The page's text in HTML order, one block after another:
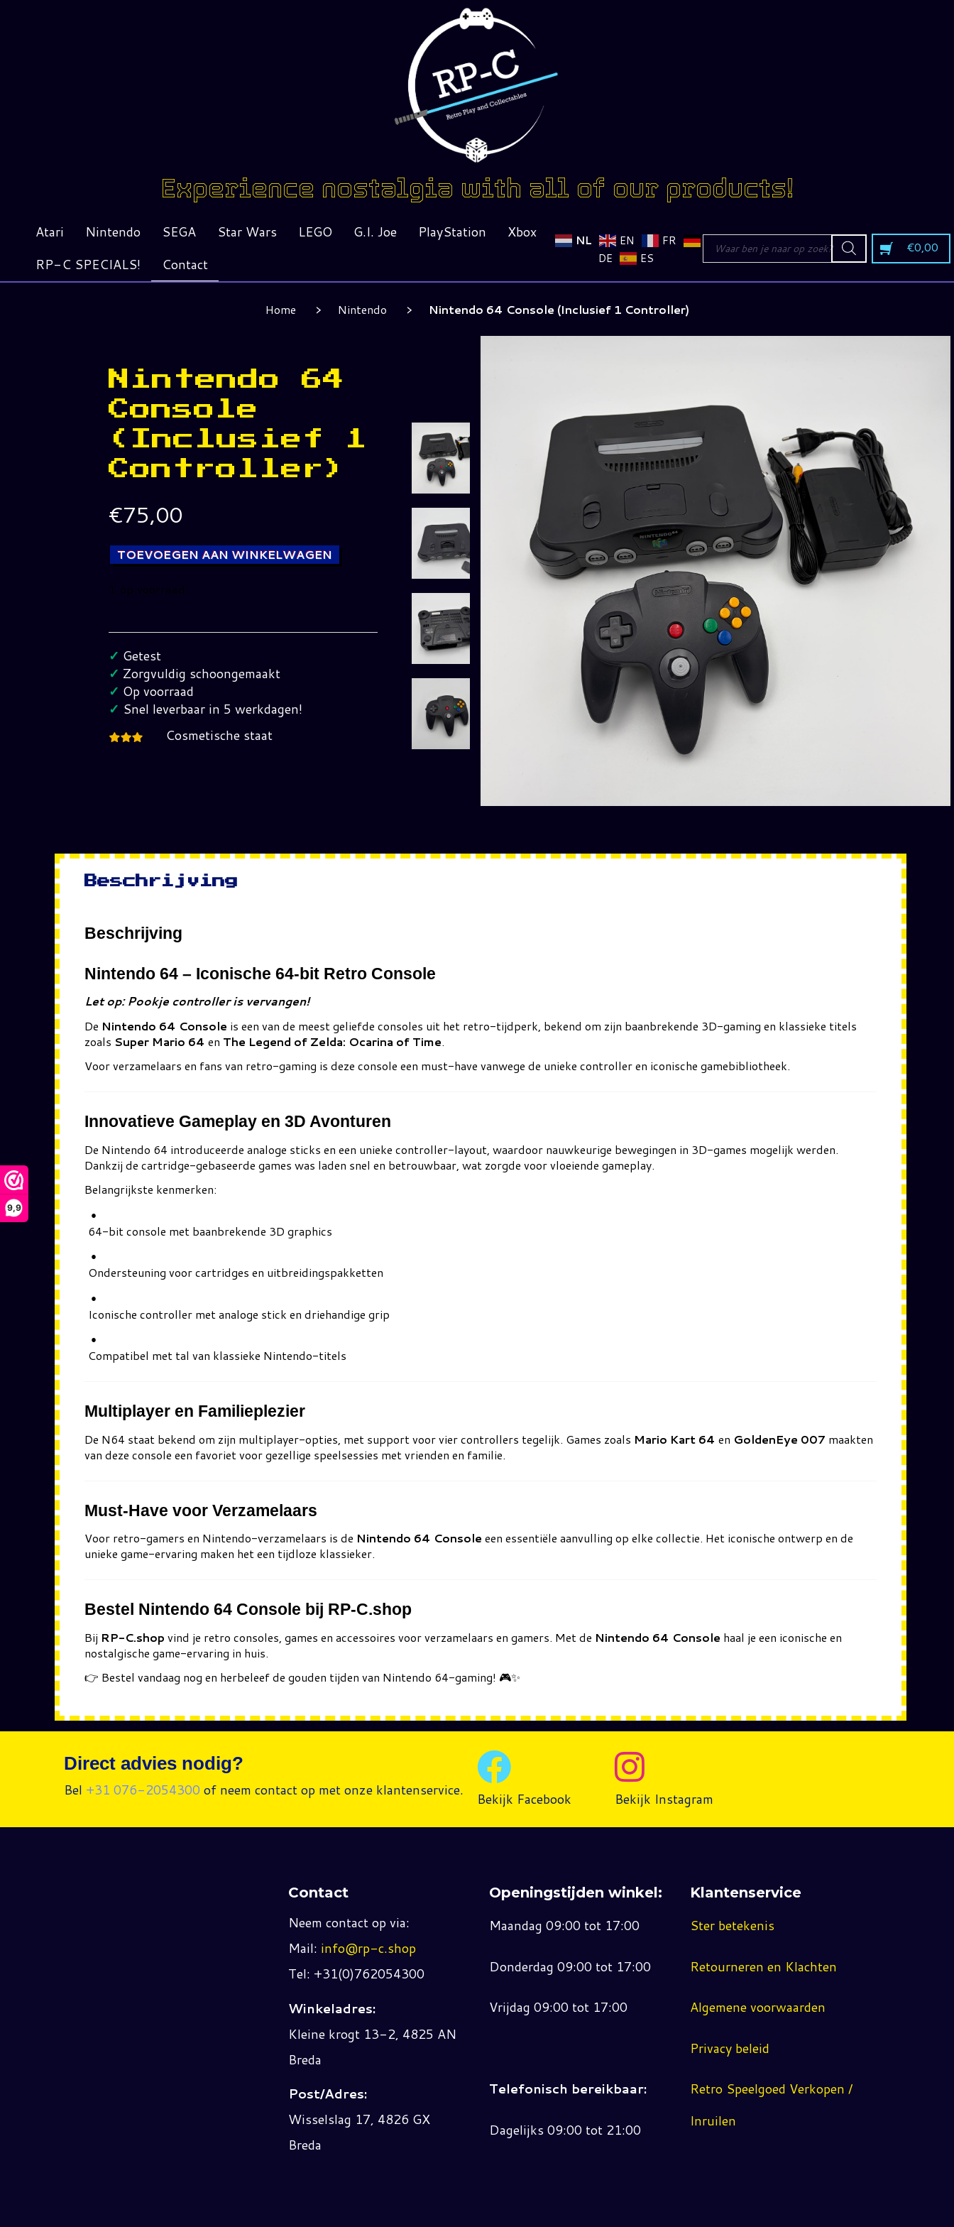
9,9
Experience nostalgia with all of our products!
Atari Nintendo SEGA Star Wars LEGO G.I. Joe PlayStation
Xbox
RP-C SPECIALS!
Contact
NL EN
FR
DE
ES
Producten
zoeken €0,00
Home Nintendo Nintendo 64 Console (Inclusief 1 Controller)
Nintendo 64
Console
(Inclusief 1
Controller)
€75,00
TOEVOEGEN AAN WINKELWAGEN
1 op voorraad
64
Console
(Inclusief
1
Controller)
✓ Getest
✓ Zorgvuldig schoongemaakt
✓ Op voorraad
✓ Snel leverbaar in 5 werkdagen!
Cosmetische staat
Beschrijving
Beschrijving
Nintendo 64 – Iconische 64-bit Retro Console
Let op: Pookje controller is vervangen!
De Nintendo 64 Console is een van de meest geliefde consoles uit het retro-tijdperk, bekend om zijn baanbrekende 3D-gaming en klassieke titels
zoals Super Mario 64 en The Legend of Zelda: Ocarina of Time.
Voor verzamelaars en fans van retro-gaming is deze console een must-have vanwege de unieke controller en iconische gamebibliotheek.
Innovatieve Gameplay en 3D Avonturen
De Nintendo 64 introduceerde analoge sticks en een unieke controller-layout, waardoor nauwkeurige bewegingen in 3D-games mogelijk werden.
Dankzij de cartridge-gebaseerde games was laden snel en betrouwbaar, wat zorgde voor vloeiende gameplay.
Belangrijkste kenmerken:
64-bit console met baanbrekende 3D graphics
Ondersteuning voor cartridges en uitbreidingspakketten
Iconische controller met analoge stick en driehandige grip
Compatibel met tal van klassieke Nintendo-titels
Multiplayer en Familieplezier
De N64 staat bekend om zijn multiplayer-opties, met support voor vier controllers tegelijk. Games zoals Mario Kart 64 en GoldenEye 007 maakten
van deze console een favoriet voor gezellige speelsessies met vrienden en familie.
Must-Have voor Verzamelaars
Voor retro-gamers en Nintendo-verzamelaars is de Nintendo 64 Console een essentiële aanvulling op elke collectie. Het iconische ontwerp en de
unieke game-ervaring maken het een tijdloze klassieker.
Bestel Nintendo 64 Console bij RP-C.shop
Bij RP-C.shop vind je retro consoles, games en accessoires voor verzamelaars en gamers. Met de Nintendo 64 Console haal je een iconische en
nostalgische game-ervaring in huis.
👉 Bestel vandaag nog en herbeleef de gouden tijden van Nintendo 64-gaming! 🎮✨
Direct advies nodig?
Bel +31 076-2054300 of neem contact op met onze klantenservice. Bekijk Facebook Bekijk Instagram
Contact
Neem contact op via:
Mail: info@rp-c.shop
Tel: +31(0)762054300
Winkeladres:
Kleine krogt 13-2, 4825 AN
Breda
Post/Adres:
Wisselslag 17, 4826 GX
Breda
Openingstijden winkel:
Maandag 09:00 tot 17:00
Donderdag 09:00 tot 17:00
Vrijdag 09:00 tot 17:00
Telefonisch bereikbaar:
Dagelijks 09:00 tot 21:00
Klantenservice
Ster betekenis
Retourneren en Klachten
Algemene voorwaarden
Privacy beleid
Retro Speelgoed Verkopen /
Inruilen